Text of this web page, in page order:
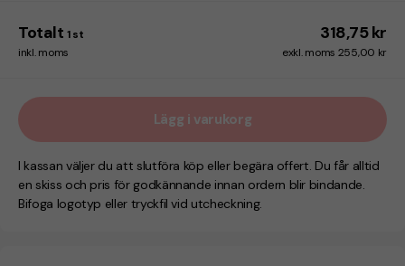
Totalt 1 st 318,75 kr
inkl. moms exkl. moms 255,00 kr
Lägg i varukorg
I kassan väljer du att slutföra köp eller begära offert. Du får alltid
en skiss och pris för godkännande innan ordern blir bindande.
Bifoga logotyp eller tryckfil vid utcheckning.